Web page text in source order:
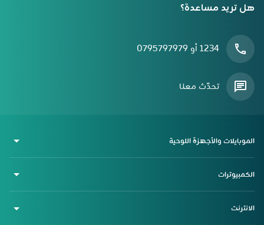
هل تريد مساعدة؟
1234 أو 0795797979
تحدّث معنا
الموبايلات والأجهزة اللوحية
الكمبيوترات
الانترنت